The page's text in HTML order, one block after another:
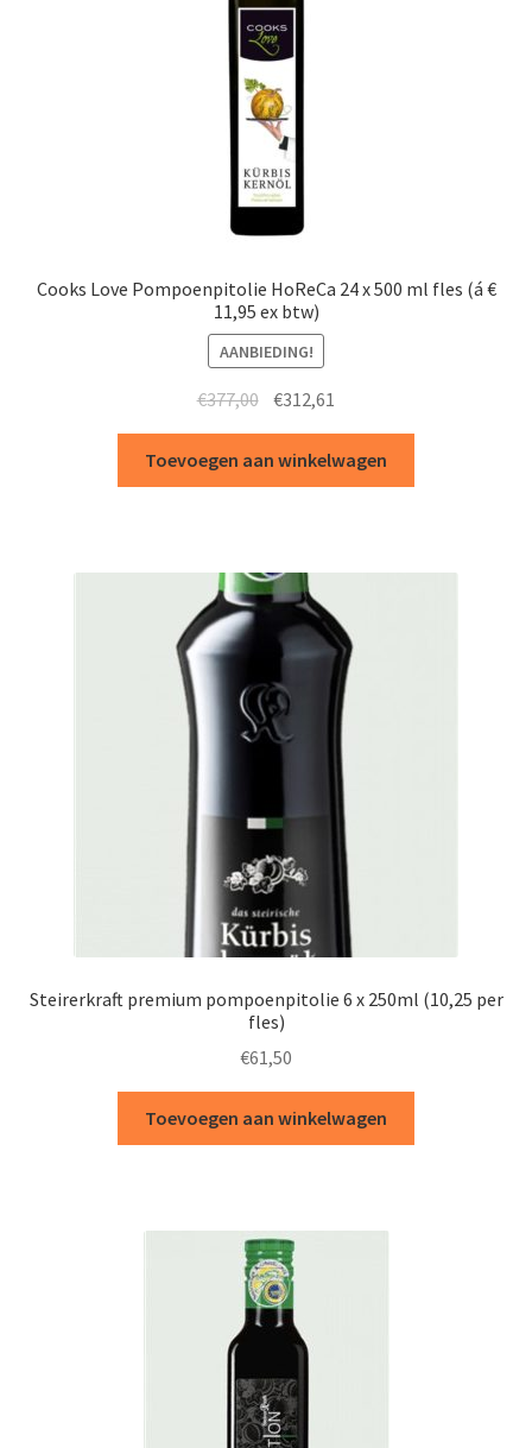
Cooks Love Pompoenpitolie HoReCa 24 x 500 ml fles (á €
11,95 ex btw)
AANBIEDING!
€377,00 Oorspronkelijke
prijs
was:
€377,00.
€312,61
prijs
is:
€312,61.
Toevoegen aan winkelwagen
Steirerkraft premium pompoenpitolie 6 x 250ml (10,25 per
fles)
€61,50
Toevoegen aan winkelwagen